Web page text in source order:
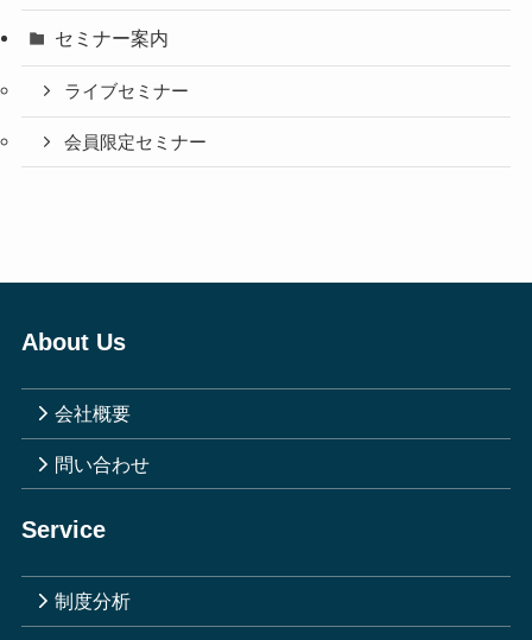
セミナー案内
ライブセミナー
会員限定セミナー
About Us
会社概要
問い合わせ
Service
制度分析